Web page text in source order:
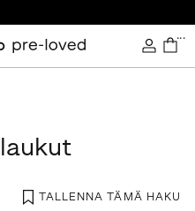
...
TALLENNA TÄMÄ HAKU